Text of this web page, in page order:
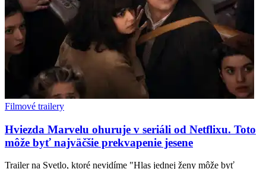
Filmové trailery
Hviezda Marvelu ohuruje v seriáli od Netflixu. Toto
môže byť najväčšie prekvapenie jesene
Trailer na Svetlo, ktoré nevidíme "Hlas jednej ženy môže byť